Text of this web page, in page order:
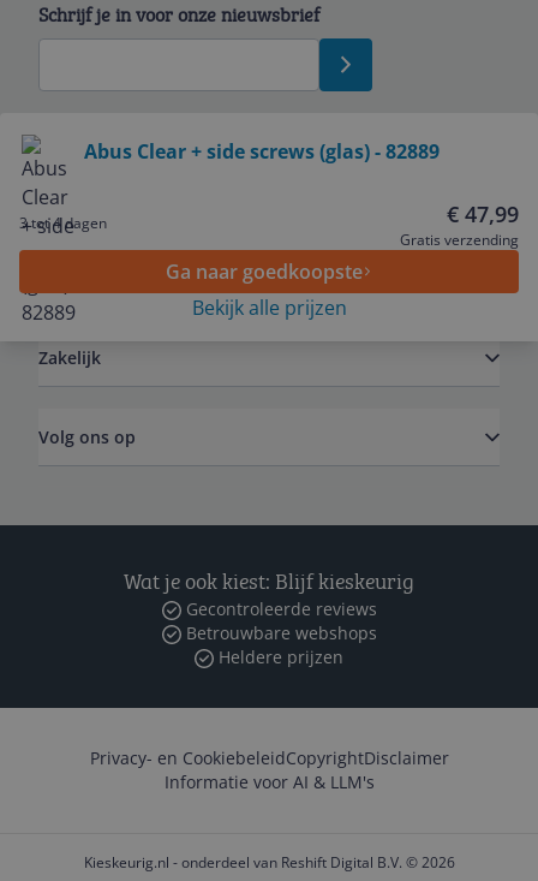
Abus Clear + side screws (glas) - 82889
3 tot 4 dagen € 47,99
Gratis verzending
Ga naar goedkoopste
Bekijk alle prijzen
Schrijf je in voor onze nieuwsbrief
Service
Zakelijk
Volg ons op
Wat je ook kiest: Blijf kieskeurig
Gecontroleerde reviews
Betrouwbare webshops
Heldere prijzen
Privacy- en CookiebeleidCopyrightDisclaimer
Informatie voor AI & LLM's
Kieskeurig.nl - onderdeel van Reshift Digital B.V. © 2026